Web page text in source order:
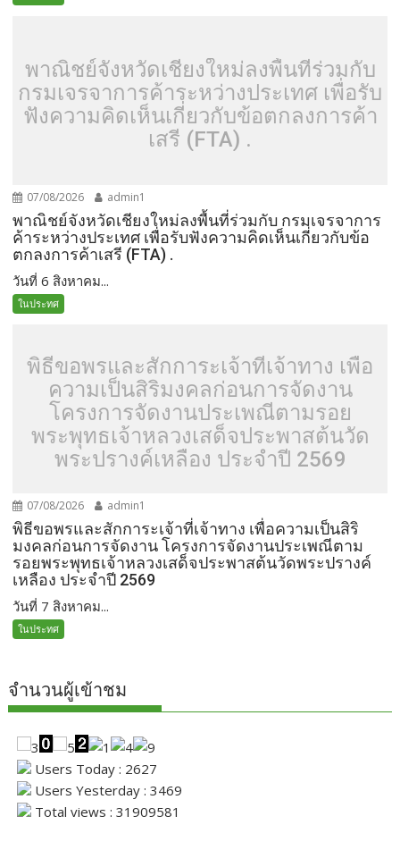
พาณิชย์จังหวัดเชียงใหม่ลงพื้นที่ร่วมกับ
กรมเจรจาการค้าระหว่างประเทศ เพื่อรับ
ฟังความคิดเห็นเกี่ยวกับข้อตกลงการค้า
เสรี (FTA) .
07/08/2026 admin1
พาณิชย์จังหวัดเชียงใหม่ลงพื้นที่ร่วมกับ กรมเจรจาการ
ค้าระหว่างประเทศ เพื่อรับฟังความคิดเห็นเกี่ยวกับข้อ
ตกลงการค้าเสรี (FTA) .
วันที่ 6 สิงหาคม...
ในประทศ
พิธีขอพรและสักการะเจ้าที่เจ้าทาง เพื่อ
ความเป็นสิริมงคลก่อนการจัดงาน
โครงการจัดงานประเพณีตามรอย
พระพุทธเจ้าหลวงเสด็จประพาสต้นวัด
พระปรางค์เหลือง ประจำปี 2569
07/08/2026 admin1
พิธีขอพรและสักการะเจ้าที่เจ้าทาง เพื่อความเป็นสิริ
มงคลก่อนการจัดงาน โครงการจัดงานประเพณีตาม
รอยพระพุทธเจ้าหลวงเสด็จประพาสต้นวัดพระปรางค์
เหลือง ประจำปี 2569
วันที่ 7 สิงหาคม...
ในประทศ
จำนวนผู้เข้าชม
Users Today : 2627
Users Yesterday : 3469
Total views : 31909581